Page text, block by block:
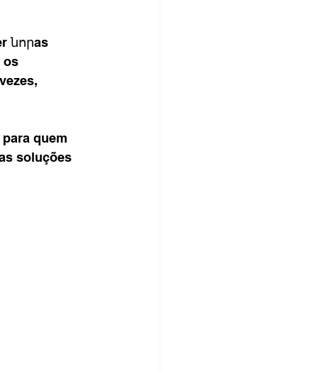
նորas
os
quem
soluções